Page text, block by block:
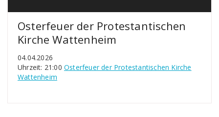
Osterfeuer der Protestantischen
Kirche Wattenheim
04.04.2026
Uhrzeit: 21:00 Osterfeuer der Protestantischen Kirche
Wattenheim